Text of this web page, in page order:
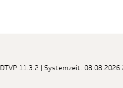
DTVP 11.3.2 | Systemzeit: